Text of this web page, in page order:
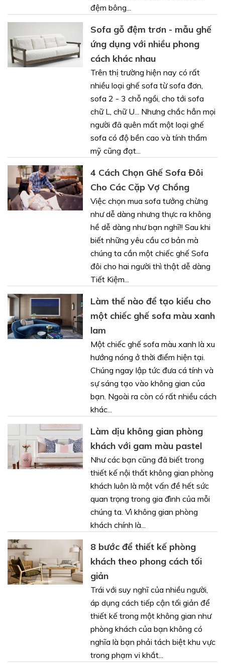
đệm bông...
Sofa gỗ đệm trơn - mẫu ghế
ứng dụng với nhiều phong
cách khác nhau
Trên thị trường hiện nay có rất
nhiều loại ghế sofa từ sofa đơn,
sofa 2 - 3 chỗ ngồi, cho tới sofa
chữ L, chữ U... Nhưng chắc hẳn mọi
người đã quên mất một loại ghế
sofa có độ bền cao và tính thẩm
mỹ cũng đạt...
4 Cách Chọn Ghế Sofa Đôi
Cho Các Cặp Vợ Chồng
Việc chọn mua sofa tưởng chừng
như dễ dàng nhưng thực ra không
hề dễ dàng như bạn nghĩ!! Sau khi
biết những yêu cầu cơ bản mà
chúng ta cần một chiếc ghế Sofa
đôi cho hai người thì thật dễ dàng
Tiết Kiệm...
Làm thế nào để tạo kiểu cho
một chiếc ghế sofa màu xanh
lam
Một chiếc ghế sofa màu xanh là xu
hướng nóng ở thời điểm hiện tại.
Chúng ngay lập tức đưa cá tính và
sự sáng tạo vào không gian của
bạn. Ngoài ra còn có rất nhiều cách
khác...
Làm dịu không gian phòng
khách với gam màu pastel
Như các bạn cũng đã biết trong
thiết kế nội thất không gian phòng
khách luôn là một vấn đề hết sức
quan trọng trong gia đình của mỗi
chúng ta. Vì không gian phòng
khách chính là...
8 bước để thiết kế phòng
khách theo phong cách tối
giản
Trái với suy nghĩ của nhiều người,
áp dụng cách tiếp cận tối giản để
thiết kế trong một không gian như
phòng khách của bạn không có
nghĩa là bạn phải tách biệt khu vực
trong phạm vi khắt...